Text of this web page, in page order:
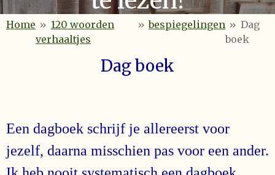
Home » 120 woorden
verhaaltjes
» bespiegelingen » Dag
boek
Dag boek
Een dagboek schrijf je allereerst voor
jezelf, daarna misschien pas voor een ander.